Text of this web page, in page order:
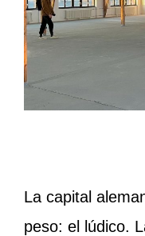
La capital
peso: el lúdico.